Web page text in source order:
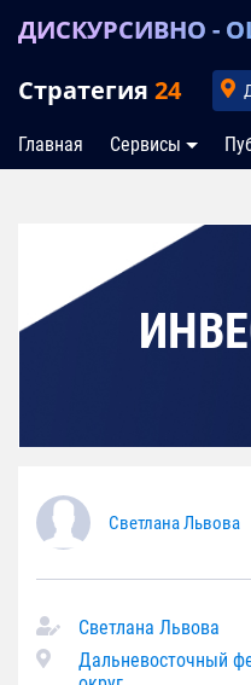
ДИСКУРСИВНО -
Стратегия 24
Главная Сервисы
Светлана Львова
Светлана Львова
Дальневосточный